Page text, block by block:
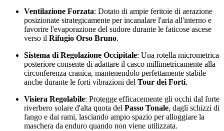
Ventilazione Forzata: Dotato di ampie feritoie di aerazione
posizionate strategicamente per incanalare l'aria all'interno e
favorire l'evaporazione del sudore durante le faticose ascese
verso il Rifugio Orso Bruno.
Sistema di Regolazione Occipitale: Una rotella micrometrica
posteriore consente di adattare il casco millimetricamente alla
circonferenza cranica, mantenendolo perfettamente stabile
anche durante le forti vibrazioni del Tour dei Forti.
Visiera Regolabile: Protegge efficacemente gli occhi dal forte
riverbero solare d'alta quota del Passo Tonale, dagli schizzi di
fango e dai rami, lasciando ampio spazio per alloggiare la
maschera da enduro quando non viene utilizzata.